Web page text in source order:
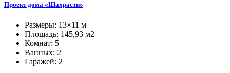
Проект дома «Шахрасти»
Размеры: 13×11 м
Площадь: 145,93 м2
Комнат: 5
Ванных: 2
Гаражей: 2